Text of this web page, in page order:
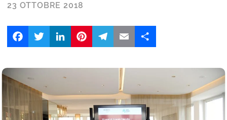
23 OTTOBRE 2018
FacebookTwitter LinkedIn